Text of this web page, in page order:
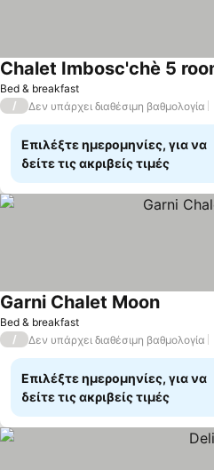
Bed & breakfast
Chalet Imbosc'chè 5
/ Δεν υπάρχει διαθέσιμη βαθμολογία
Επιλέξτε ημερομηνίες, για να
δείτε τις ακριβείς τιμές
Bed & breakfast
Garni Chalet Moon
/ Δεν υπάρχει διαθέσιμη βαθμολογία
Επιλέξτε ημερομηνίες, για να
δείτε τις ακριβείς τιμές